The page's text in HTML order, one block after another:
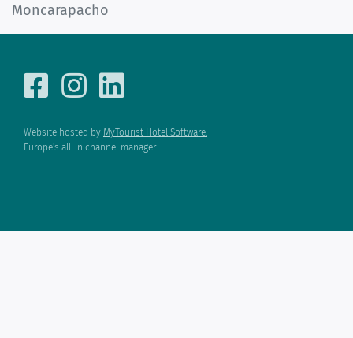
Moncarapacho
Website hosted by MyTourist Hotel Software.
Europe's all-in channel manager.